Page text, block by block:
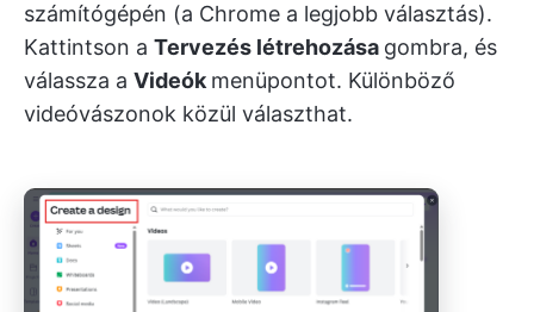
számítógépén (a Chrome a legjobb választás).
Kattintson a Tervezés létrehozása gombra, és
válassza a Videók menüpontot. Különböző
videóvászonok közül választhat.